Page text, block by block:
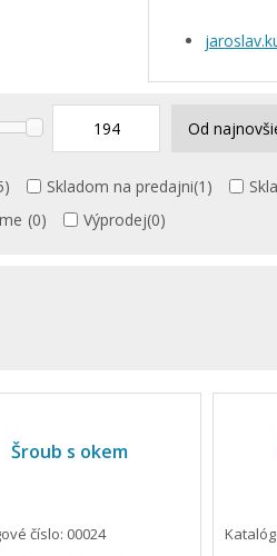
Skladom na predajni(1)
(0) Výprodej(0)
Šroub s okem
číslo: 00024